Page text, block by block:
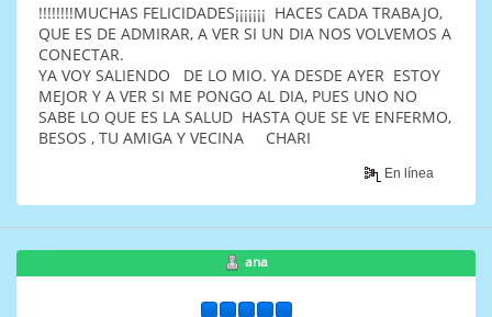
!!!!!!!!MUCHAS FELICIDADES¡¡¡¡¡¡¡ HACES CADA TRABAJO,
QUE ES DE ADMIRAR, A VER SI UN DIA NOS VOLVEMOS A
CONECTAR.
YA VOY SALIENDO DE LO MIO. YA DESDE AYER ESTOY
MEJOR Y A VER SI ME PONGO AL DIA, PUES UNO NO
SABE LO QUE ES LA SALUD HASTA QUE SE VE ENFERMO,
BESOS , TU AMIGA Y VECINA CHARI
En línea
ana